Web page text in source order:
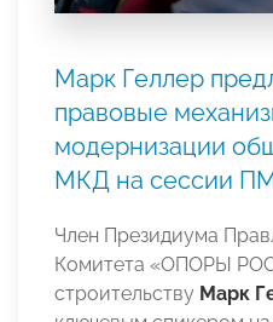
Марк Геллер
правовые
модернизации
МКД на сессии
Член Президиума
Комитета «ОПОРЫ
строительству Марк